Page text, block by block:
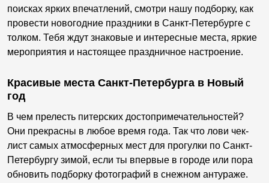
поисках ярких впечатлений, смотри нашу подборку, как
провести новогодние праздники в Санкт-Петербурге с
толком. Тебя ждут знаковые и интересные места, яркие
мероприятия и настоящее праздничное настроение.
Красивые места Санкт-Петербурга в Новый
год
В чем прелесть питерских достопримечательностей?
Они прекрасны в любое время года. Так что лови чек-
лист самых атмосферных мест для прогулки по Санкт-
Петербургу зимой, если ты впервые в городе или пора
обновить подборку фотографий в снежном антураже.